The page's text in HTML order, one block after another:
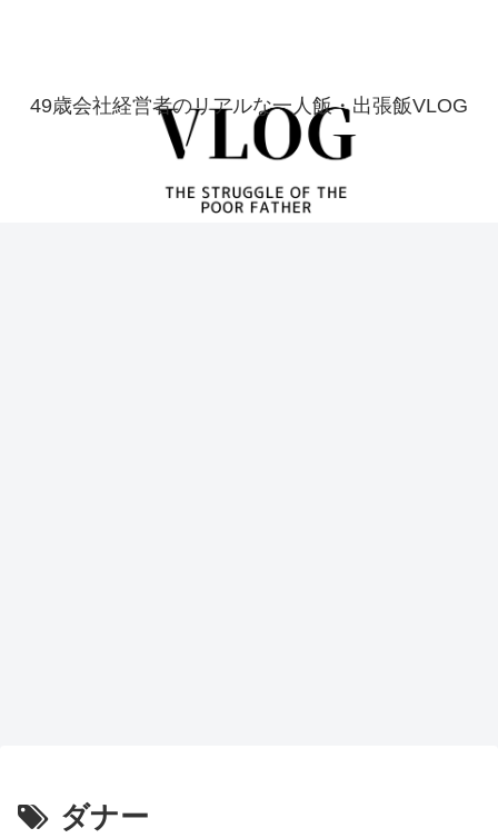
49歳会社経営者のリアルな一人飯・出張飯VLOG
ダナー